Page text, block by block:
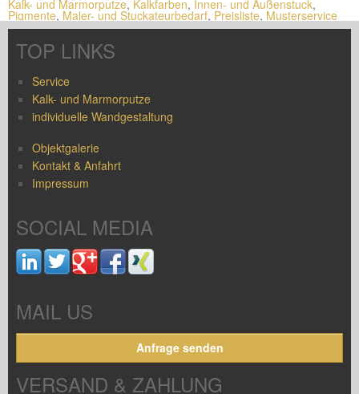
Kalk- und Marmorputze, Kalkfarben, Innen- und Außenstuck,
Pigmente, Maler- und Stuckateurbedarf, Preisliste, Musterservice
TOP LINKS
Service
Kalk- und Marmorputze
individuelle Wandgestaltung
Objektgalerie
Kontakt & Anfahrt
Impressum
SOCIAL MEDIA
MAIL US
Anfrage senden
VERSAND & ZAHLUNG